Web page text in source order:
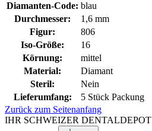
Diamanten-Code: blau
Durchmesser:
1,6 mm
Figur:
806
Iso-Größe:
16
Körnung:
mittel
Material:
Diamant
Steril:
Nein
Lieferumfang:
5 Stück Packung
Zurück zum Seitenanfang
IHR SCHWEIZER DENTALDEPOT